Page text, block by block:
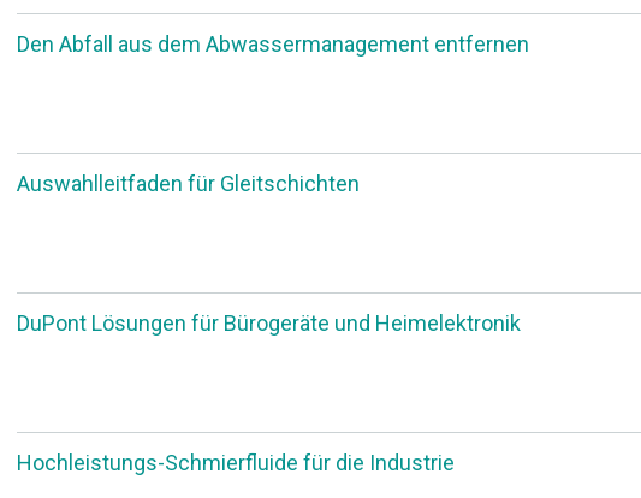
Den Abfall aus dem Abwassermanagement entfernen
Auswahlleitfaden für Gleitschichten
DuPont Lösungen für Bürogeräte und Heimelektronik
Hochleistungs-Schmierfluide für die Industrie